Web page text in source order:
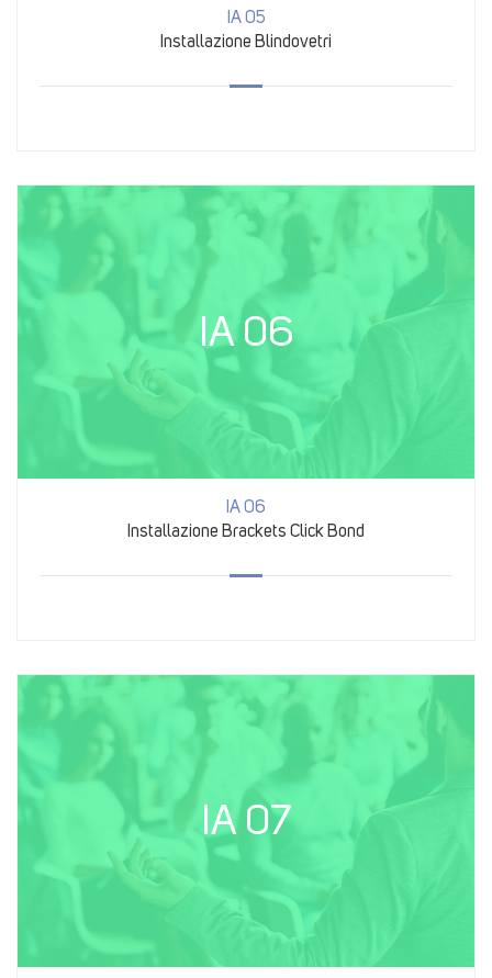
IA 05
Installazione Blindovetri
IA 06
IA 06
Installazione Brackets Click Bond
IA 07